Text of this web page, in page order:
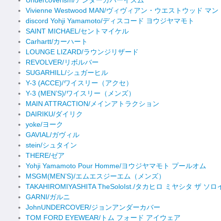
Vivienne Westwood MAN/ヴィヴィアン・ウエストウッド マン
discord Yohji Yamamoto/ディスコード ヨウジヤマモト
SAINT MICHAEL/セントマイケル
Carhartt/カーハート
LOUNGE LIZARD/ラウンジリザード
REVOLVER/リボルバー
SUGARHILL/シュガーヒル
Y-3 (ACCE)/ワイスリー（アクセ）
Y-3 (MEN’S)/ワイスリー（メンズ）
MAIN ATTRACTION/メインアトラクション
DAIRIKU/ダイリク
yoke/ヨーク
GAVIAL/ガヴィル
stein/シュタイン
THERE/ゼア
Yohji Yamamoto Pour Homme/ヨウジヤマモト プールオム
MSGM(MEN’S)/エムエスジーエム（メンズ）
TAKAHIROMIYASHITA TheSoloIst./タカヒロ ミヤシタ ザ ソロ
GARNI/ガルニ
JohnUNDERCOVER/ジョンアンダーカバー
TOM FORD EYEWEAR/トム フォード アイウェア